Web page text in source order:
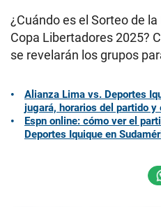
¿Cuándo es el Sorteo de
Copa Libertadores 2025?
se revelarán los grupos
Alianza Lima vs. Deportes
jugará, horarios del partido
Espn online: cómo ver el
Deportes Iquique en